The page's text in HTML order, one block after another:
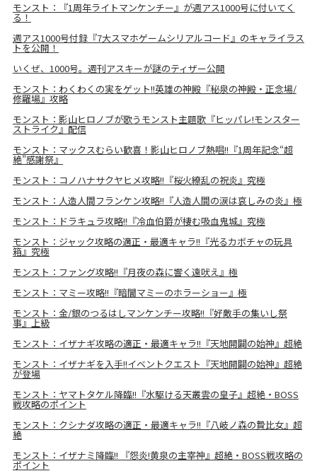
モンスト：『1周年ライトマンケンチー』が週アス1000号に付いてく
る！
週アス1000号付録『7大スマホゲームシリアルコード』のキャライラス
トを公開！
いくぜ、1000号。週刊アスキーが謎のティザー公開
モンスト：わくわくの実をゲット!!英雄の神殿『秘泉の神殿・正念場/
修羅場』攻略
モンスト：影山ヒロノブが歌うモンスト主題歌『ヒッパレ!モンスター
ストライク』配信
モンスト：マックスむらい歓喜！影山ヒロノブ熱唱!!『1周年記念“超
絶”感謝祭』
モンスト：コノハナサクヤヒメ攻略!!『桜火繚乱の祝炎』究極
モンスト：人造人間フランケン攻略!!『人造人間の涙は哀しみの炎』極
モンスト：ドラキュラ攻略!!『冷血伯爵が棲む吸血鬼城』究極
モンスト：ジャック攻略の適正・最適キャラ!!『光るカボチャの玩具
箱』究極
モンスト：ファング攻略!!『月夜の森に響く遠吠え』極
モンスト：マミー攻略!!『暗闇マミーのホラーショー』極
モンスト：金/銀のつるはしマンケンチー攻略!!『好敵手の集いし祭
事』上級
モンスト：イザナギ攻略の適正・最適キャラ!!『天地開闢の始神』超絶
モンスト：イザナギを入手!!イベントクエスト『天地開闢の始神』超絶
が登場
モンスト：ヤマトタケル降臨!!『水駆ける天叢雲の皇子』超絶・BOSS
戦攻略のポイント
モンスト：クシナダ攻略の適正・最適キャラ!!『八岐ノ森の贄比女』超
絶
モンスト：イザナミ降臨!! 『怨炎!黄泉の主宰神』超絶・BOSS戦攻略の
ポイント